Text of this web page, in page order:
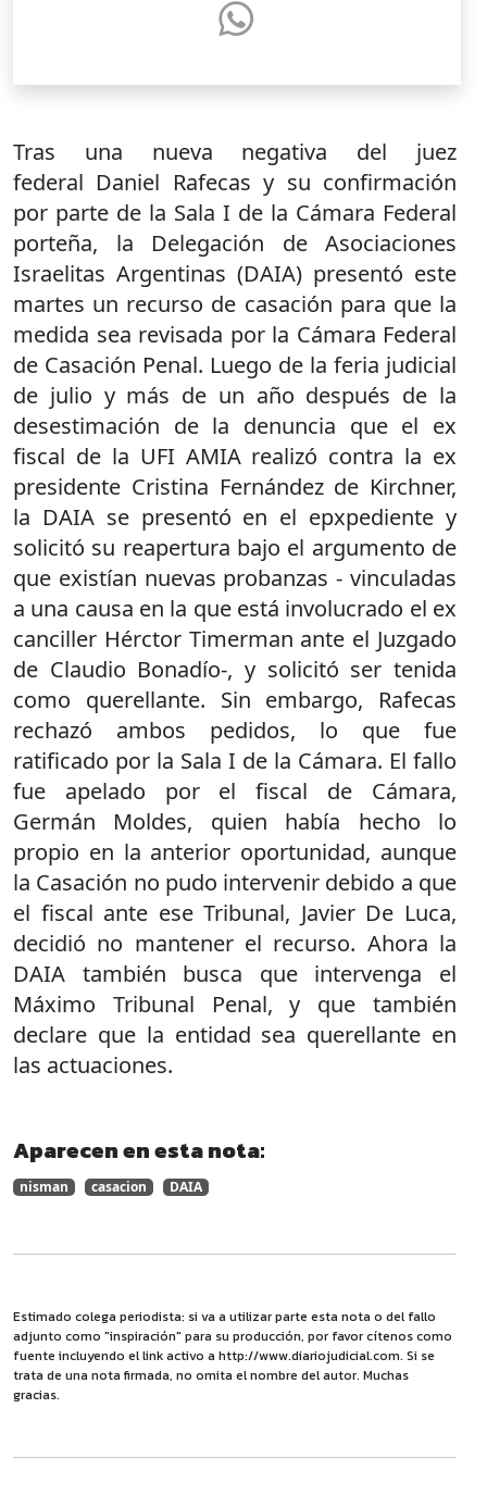
Tras una nueva negativa del juez
federal Daniel Rafecas y su confirmación
por parte de la Sala I de la Cámara Federal
porteña, la Delegación de Asociaciones
Israelitas Argentinas (DAIA) presentó este
martes un recurso de casación para que la
medida sea revisada por la Cámara Federal
de Casación Penal. Luego de la feria judicial
de julio y más de un año después de la
desestimación de la denuncia que el ex
fiscal de la UFI AMIA realizó contra la ex
presidente Cristina Fernández de Kirchner,
la DAIA se presentó en el epxpediente y
solicitó su reapertura bajo el argumento de
que existían nuevas probanzas - vinculadas
a una causa en la que está involucrado el ex
canciller Hérctor Timerman ante el Juzgado
de Claudio Bonadío-, y solicitó ser tenida
como querellante. Sin embargo, Rafecas
rechazó ambos pedidos, lo que fue
ratificado por la Sala I de la Cámara. El fallo
fue apelado por el fiscal de Cámara,
Germán Moldes, quien había hecho lo
propio en la anterior oportunidad, aunque
la Casación no pudo intervenir debido a que
el fiscal ante ese Tribunal, Javier De Luca,
decidió no mantener el recurso. Ahora la
DAIA también busca que intervenga el
Máximo Tribunal Penal, y que también
declare que la entidad sea querellante en
las actuaciones.
Aparecen en esta nota:
nisman casacion DAIA
Estimado colega periodista: si va a utilizar parte esta nota o del fallo
adjunto como "inspiración" para su producción, por favor cítenos como
fuente incluyendo el link activo a http://www.diariojudicial.com. Si se
trata de una nota firmada, no omita el nombre del autor. Muchas
gracias.